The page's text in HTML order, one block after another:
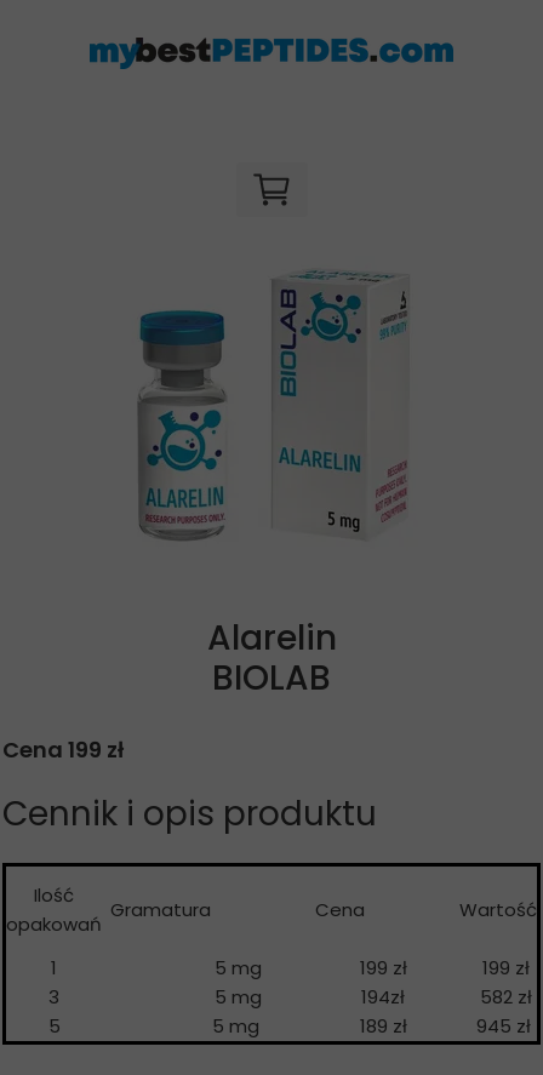
Alarelin
BIOLAB
Cena 199 zł
Cennik i opis produktu
Ilość
opakowań
Gramatura Cena Wartość
1 5 mg 199 zł
199 zł
3
5 mg 194zł
582 zł
5
5 mg 189 zł 945 zł